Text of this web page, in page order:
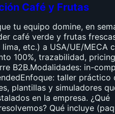
Café y Frutas
tu equipo domine, en
café verde y frutas
lima, etc.) a USA/UE/MECA
100%, trazabilidad,
B2B.Modalidades: in-
taller práctico
plantillas y simuladores
en la empresa. ¿Qué
Qué incluye